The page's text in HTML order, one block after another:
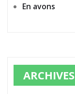
En avons
ARCHIVES